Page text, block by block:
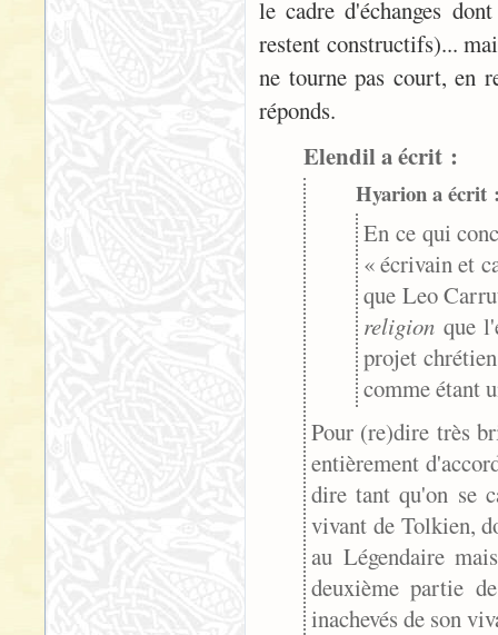
le cadre d'échanges
restent constructifs)...
ne tourne pas court, en
réponds.
Elendil a écrit :
Hyarion a écrit
En ce qui
« écrivain et
que Leo
religion que
projet
comme étant
Pour (re)dire très
entièrement
dire tant qu'on se
vivant de Tolkien,
au Légendaire
deuxième partie
inachevés de son